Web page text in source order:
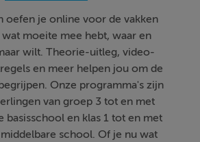
oefen je online voor de vakken
moeite mee hebt, waar en
wilt. Theorie-uitleg, video-
en meer helpen jou om de
Onze programma's zijn
van groep 3 tot en met
basisschool en klas 1 tot en met
middelbare school. Of je nu wat